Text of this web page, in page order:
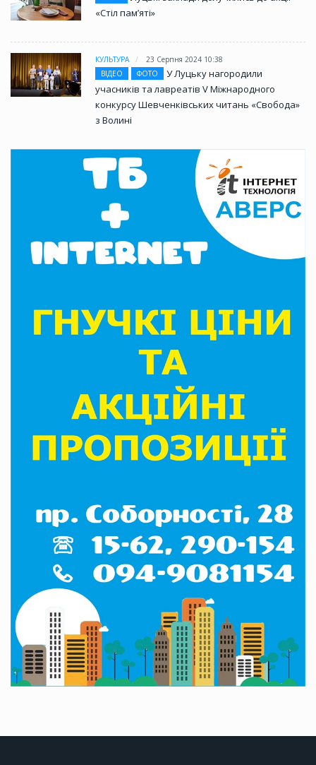
«Стіл памʼяті»
КУЛЬТУРА
23 Серпня 2024 10:38
ВІДЕО
ФОТО
У Луцьку нагородили
учасників та лавреатів V Міжнародного
конкурсу Шевченківських читань «Свобода»
з Волині